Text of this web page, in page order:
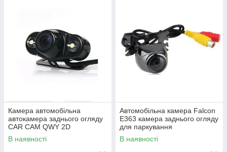
Камера автомобільна
автокамера заднього огляду
CAR CAM QWY 2D
ведеокамера
В наявності
Автомобільна камера Falcon
E363 камера заднього огляду
для паркування
В наявності